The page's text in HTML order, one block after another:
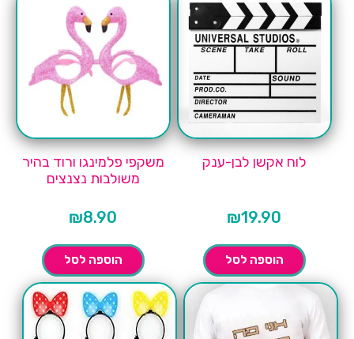
לוח אקשן לבן-ענק
₪19.90
הוספה לסל
משקפי פלמינגו ורוד בהיר
משולבות נצנצים
₪8.90
הוספה לסל